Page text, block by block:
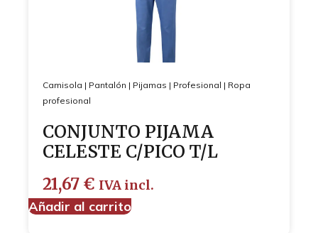
Camisola | Pantalón | Pijamas | Profesional | Ropa
profesional
CONJUNTO PIJAMA
CELESTE C/PICO T/L
21,67 € IVA incl.
Añadir al carrito